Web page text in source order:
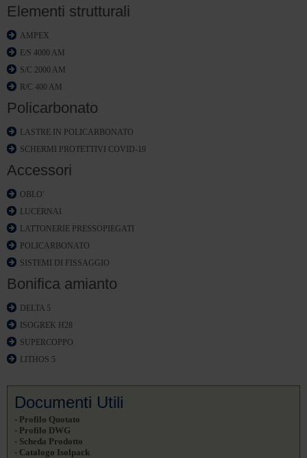
Elementi strutturali
AMPEX
E/S 4000 AM
S/C 2000 AM
R/C 400 AM
Policarbonato
LASTRE IN POLICARBONATO
SCHERMI PROTETTIVI COVID-19
Accessori
OBLO'
LUCERNAI
LATTONERIE PRESSOPIEGATI
POLICARBONATO
SISTEMI DI FISSAGGIO
Bonifica amianto
DELTA 5
ISOGREK H28
SUPERCOPPO
LITHOS 5
Documenti Utili
- Profilo Quotato
- Profilo DWG
- Scheda Prodotto
- Catalogo Isolpack